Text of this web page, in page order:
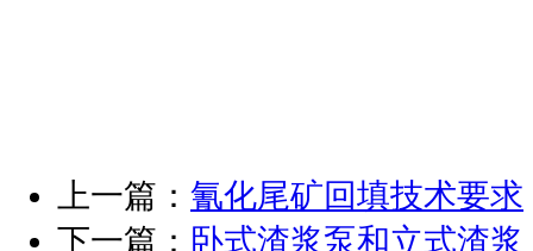
上一篇： 氰化尾矿回填技术要求
下一篇： 卧式渣浆泵和立式渣浆